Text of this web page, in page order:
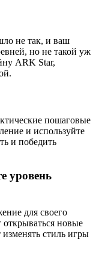
не так, и ваш
но не такой уж
ARK Star,
пошаговые
и используйте
и победить
уровень
для своего
новые
стиль игры